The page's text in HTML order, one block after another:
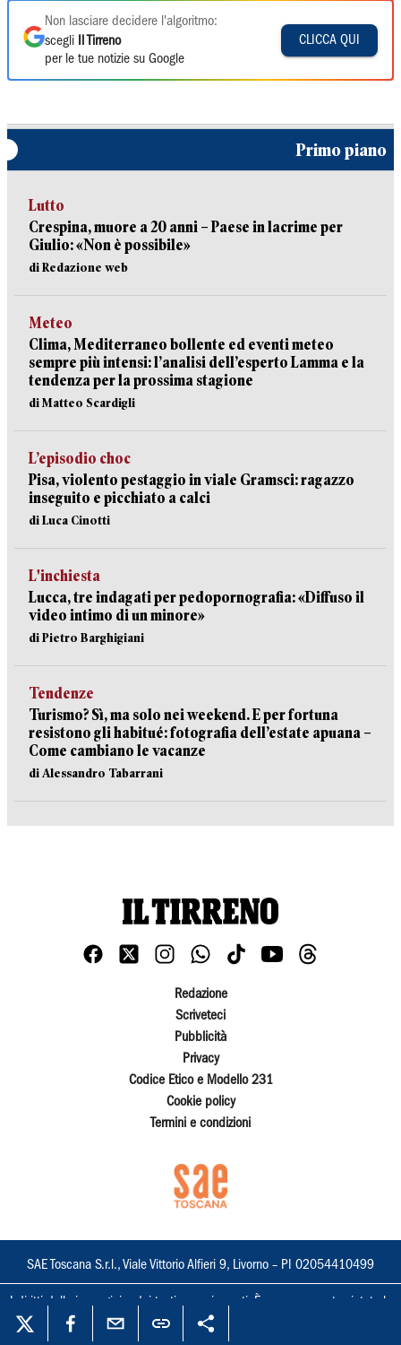
Non lasciare decidere l'algoritmo:
scegli
Il Tirreno
per le tue notizie su Google
CLICCA QUI
Primo piano
Lutto
Crespina, muore a 20 anni – Paese in lacrime per
Giulio: «Non è possibile»
di Redazione web
Meteo
Clima, Mediterraneo bollente ed eventi meteo
sempre più intensi: l’analisi dell’esperto Lamma e la
tendenza per la prossima stagione
di Matteo Scardigli
L’episodio choc
Pisa, violento pestaggio in viale Gramsci: ragazzo
inseguito e picchiato a calci
di Luca Cinotti
L'inchiesta
Lucca, tre indagati per pedopornografia: «Diffuso il
video intimo di un minore»
di Pietro Barghigiani
Tendenze
Turismo? Sì, ma solo nei weekend. E per fortuna
resistono gli habitué: fotografia dell’estate apuana –
Come cambiano le vacanze
di Alessandro Tabarrani
Redazione
Scriveteci
Pubblicità
Privacy
Codice Etico e Modello 231
Cookie policy
Termini e condizioni
SAE Toscana S.r.l., Viale Vittorio Alfieri 9, Livorno – PI 02054410499
I diritti delle immagini e dei testi sono riservati. È espressamente vietata la
loro riproduzione con qualsiasi mezzo e l'adattamento totale o parziale.